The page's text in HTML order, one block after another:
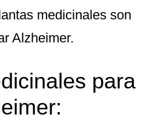
medicinales son
Alzheimer.
para